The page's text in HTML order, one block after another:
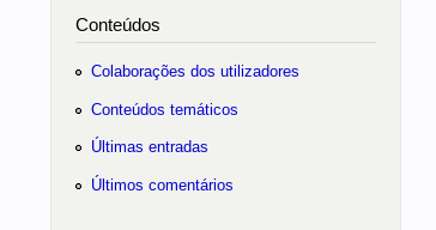
Conteúdos
Colaborações dos utilizadores
Conteúdos temáticos
Últimas entradas
Últimos comentários